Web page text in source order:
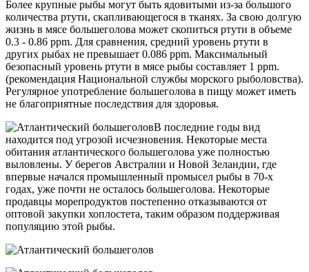
Более крупные рыбы могут быть ядовитыми из-за большого
количества ртути, скапливающегося в тканях. За свою долгую
жизнь в мясе большеголова может скопиться ртути в объеме
0.3 - 0.86 ppm. Для сравнения, средний уровень ртути в
других рыбах не превышает 0.086 ppm. Максимальный
безопасный уровень ртути в мясе рыбы составляет 1 ppm.
(рекомендация Национальной службы морского рыболовства).
Регулярное употребление большеголова в пищу может иметь
не благоприятные последствия для здоровья.
В последние годы вид
находится под угрозой исчезновения. Некоторые места
обитания атлантического большеголова уже полностью
выловлены. У берегов Австралии и Новой Зеландии, где
впервые начался промышленный промысел рыбы в 70-х
годах, уже почти не осталось большеголова. Некоторые
продавцы морепродуктов постепенно отказываются от
оптовой закупки хоплостета, таким образом поддерживая
популяцию этой рыбы.